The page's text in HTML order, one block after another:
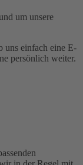
um unsere
uns einfach eine E-
persönlich weiter.